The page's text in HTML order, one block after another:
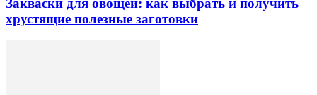
Закваски для овощей: как выбрать и получить
хрустящие полезные заготовки